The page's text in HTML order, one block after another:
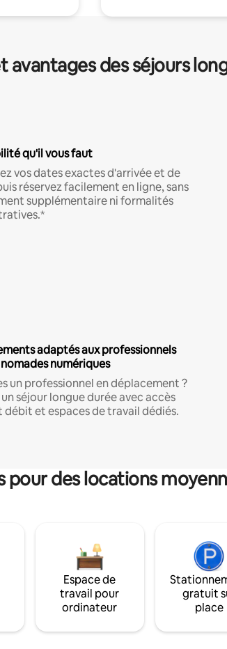
avantages des séjours
qu'il vous faut
vos dates exactes d'arrivée et de
réservez facilement en ligne, sans
supplémentaire ni formalités
adaptés aux professionnels
numériques
un professionnel en déplacement ?
séjour longue durée avec accès
débit et espaces de travail dédiés.
pour des locations
Espace de
travail pour
ordinateur
gratuit
place